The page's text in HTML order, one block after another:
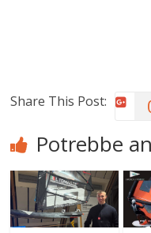
Share This Post:
Potrebbe